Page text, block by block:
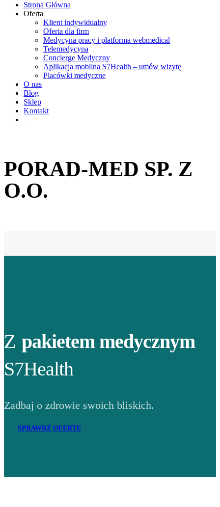
Strona Główna
Oferta
Klient indywidualny
Oferta dla firm
Medycyna pracy i platforma webmedical
Telemedycyna
Concierge Medyczny
Aplikacja mobilna S7Health – umów wizytę
Placówki medyczne
O nas
Blog
Sklep
Kontakt
PORAD-MED SP. Z
O.O.
Z pakietem medycznym
S7Health
Zadbaj o zdrowie swoich bliskich.
SPRAWDŹ OFERTĘ